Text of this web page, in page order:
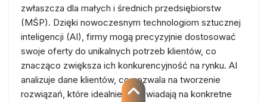
zwłaszcza dla małych i średnich przedsiębiorstw
(MŚP). Dzięki nowoczesnym technologiom sztucznej
inteligencji (AI), firmy mogą precyzyjnie dostosować
swoje oferty do unikalnych potrzeb klientów, co
znacząco zwiększa ich konkurencyjność na rynku. AI
analizuje dane klientów, co pozwala na tworzenie
rozwiązań, które idealnie odpowiadają na konkretne